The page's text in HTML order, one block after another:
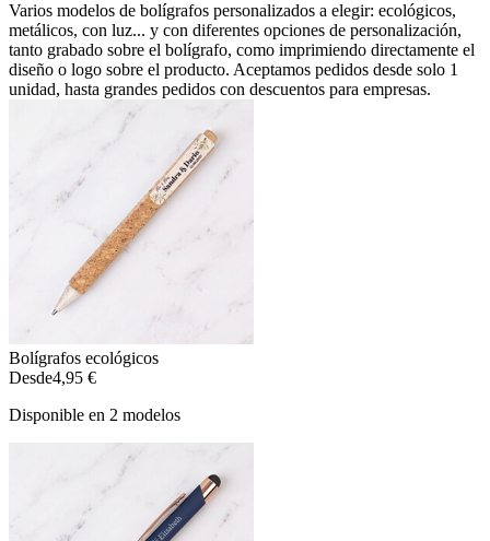
Varios modelos de bolígrafos personalizados a elegir: ecológicos,
metálicos, con luz... y con diferentes opciones de personalización,
tanto grabado sobre el bolígrafo, como imprimiendo directamente el
diseño o logo sobre el producto. Aceptamos pedidos desde solo 1
unidad, hasta grandes pedidos con descuentos para empresas.
Bolígrafos ecológicos
Desde4,95 €
Disponible en 2 modelos